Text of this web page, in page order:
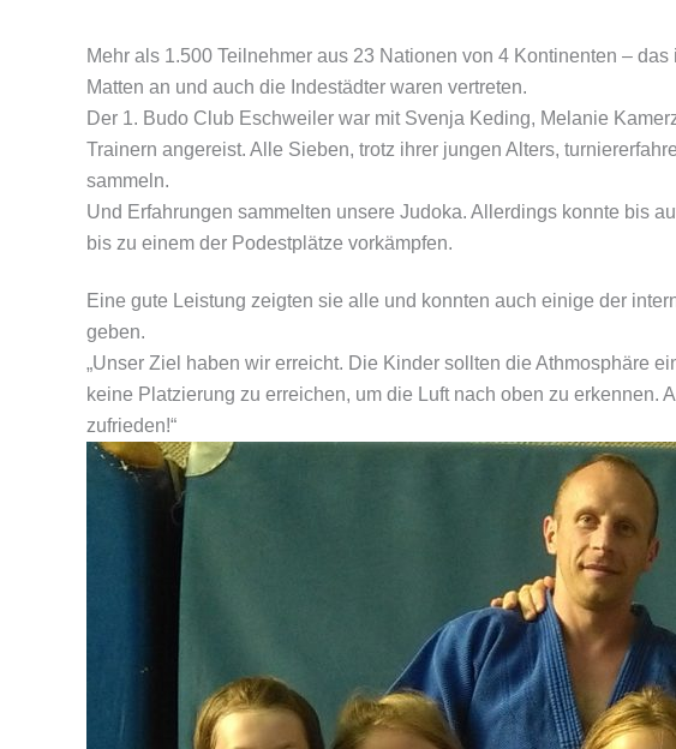
Mehr als 1.500 Teilnehmer aus 23 Nationen von 4 Kontinenten –
Matten an und auch die Indestädter waren vertreten.
Der 1. Budo Club Eschweiler war mit Svenja Keding, Melanie
Trainern angereist. Alle Sieben, trotz ihrer jungen Alters,
sammeln.
Und Erfahrungen sammelten unsere Judoka. Allerdings konnte bis
bis zu einem der Podestplätze vorkämpfen.
Eine gute Leistung zeigten sie alle und konnten auch einige der
geben.
„Unser Ziel haben wir erreicht. Die Kinder sollten die Athmosphäre
keine Platzierung zu erreichen, um die Luft nach oben zu
zufrieden!“